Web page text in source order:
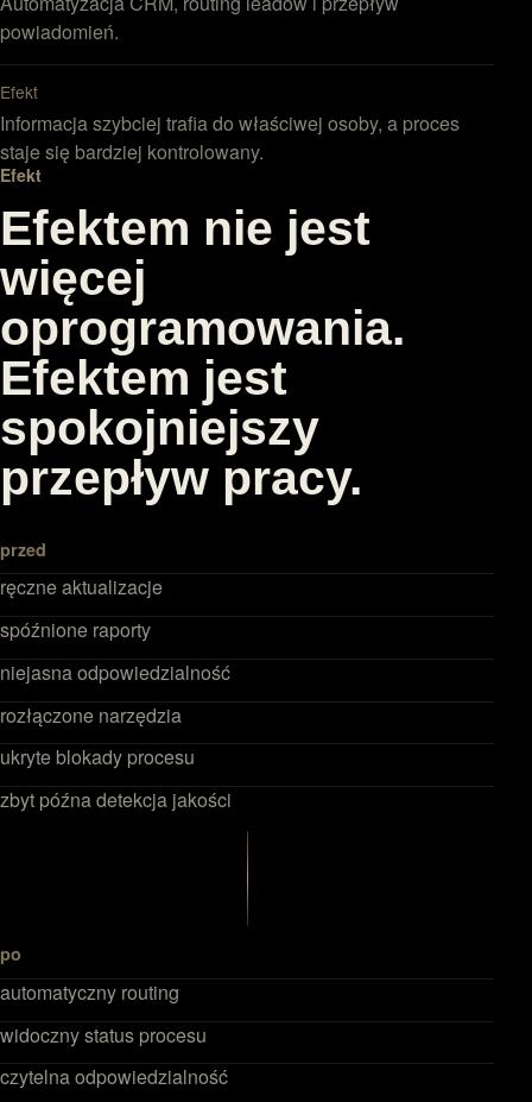
powiadomień.
Efekt
Informacja szybciej trafia do właściwej osoby, a proces
staje się bardziej kontrolowany.
Efekt
Efektem nie jest
więcej
oprogramowania.
Efektem jest
spokojniejszy
przepływ pracy.
przed
ręczne aktualizacje
spóźnione raporty
niejasna odpowiedzialność
rozłączone narzędzia
ukryte blokady procesu
zbyt późna detekcja jakości
po
automatyczny routing
widoczny status procesu
czytelna odpowiedzialność